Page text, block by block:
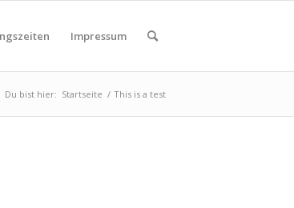
Impressum
Du bist hier: Startseite / This is a test